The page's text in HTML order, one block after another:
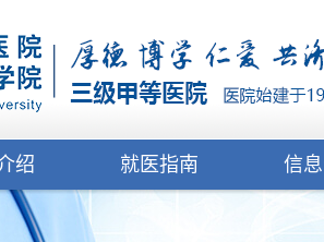
绍 就医指南 信